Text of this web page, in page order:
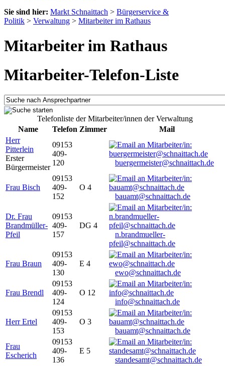
Sie sind hier: Markt Schnaittach > Bürgerservice &
Politik > Verwaltung > Mitarbeiter im Rathaus
Mitarbeiter im Rathaus
Mitarbeiter-Telefon-Liste
Telefonliste der Mitarbeiter/innen der Verwaltung
Name
Telefon Zimmer
Mail
Herr
Pitterlein
Erster
Bürgermeister
09153
409-
120
buergermeister@schnaittach.de
Frau Bisch
09153
409-
152
O 4
bauamt@schnaittach.de
Dr. Frau
Brandmüller-
Pfeil
09153
409-
157
DG 4
n.brandmueller-
pfeil@schnaittach.de
Frau Braun
09153
409-
130
E 4
ewo@schnaittach.de
Frau Brendl
09153
409-
124
O 12
info@schnaittach.de
Herr Ertel
09153
409-
153
O 3
bauamt@schnaittach.de
Frau
Escherich
09153
409-
136
E 5
standesamt@schnaittach.de